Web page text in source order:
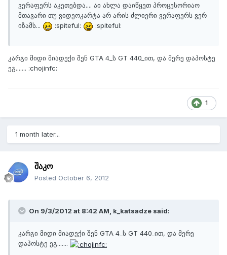
ვერაფერს აკეთებდა.... აი ახლა დაიწყეთ პროცესორიაო
მთავარი თუ ვიდეოკარტა არ არის ძლიერი ვერაფერს ვერ
იზამს...
:spiteful: :spiteful:
კარგი მიდი მიადექი შენ GTA 4_ს GT 440_ით, და მერე დაპოსტე
ეგ....... :chojinfc:
1
1 month later...
შაკო
Posted October 6, 2012
On 9/3/2012 at 8:42 AM, k_katsadze said:
კარგი მიდი მიადექი შენ GTA 4_ს GT 440_ით, და მერე
დაპოსტე ეგ.......